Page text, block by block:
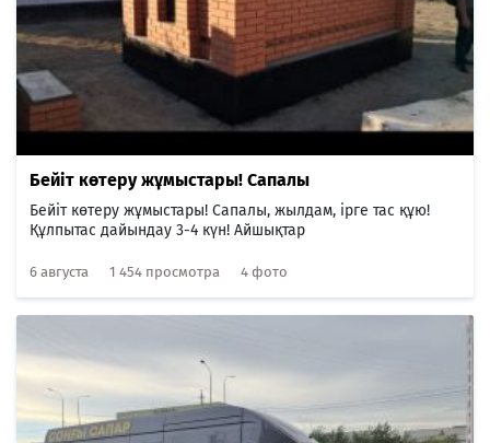
Бейіт көтеру жұмыстары! Сапалы
Бейіт көтеру жұмыстары! Сапалы, жылдам, ірге тас құю!
Құлпытас дайындау 3-4 күн! Айшықтар
6 августа 1 454 просмотра 4 фото